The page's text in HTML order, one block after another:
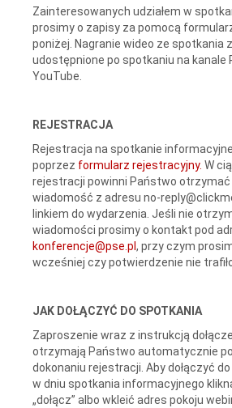
Zainteresowanych udziałem w
prosimy o zapisy za pomocą
poniżej. Nagranie wideo ze spotkania
udostępnione po spotkaniu na kanale
YouTube.
REJESTRACJA
Rejestracja na spotkanie
poprzez formularz rejestracyjny. W
rejestracji powinni Państwo
wiadomość z adresu no-
linkiem do wydarzenia. Jeśli nie
wiadomości prosimy o kontakt pod
konferencje@pse.pl , przy czym
wcześniej czy potwierdzenie nie
JAK DOŁĄCZYĆ DO SPOTKANIA
Zaproszenie wraz z instrukcją
otrzymają Państwo automatycznie
dokonaniu rejestracji. Aby dołączyć
w dniu spotkania informacyjnego
„dołącz” albo wkleić adres pokoju